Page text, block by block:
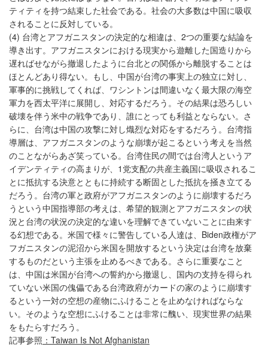
ティティを持つ結束した社会である。社会の大多数は中国に吸収
されることに反対している。
(4) 台湾とアフガニスタンの決定的な相違は、2つの重要な結論を
導き出す。アフガニスタンにおける現実から遊離した国造りから
遅ればせながら撤退したように台北との関係から離脱することは
ほとんどあり得ない。もし、中国が台湾の事実上の独立に対し、
軍事的に挑戦してくれば、ワシントンは間違いなく最大限の海空
軍力を西太平洋に展開し、対応するだろう。その結果は恐ろしい
破壊を伴う米中の戦争であり、誰にとっても利益とならない。さ
らに、台湾は中国の攻撃に対し熾烈な対応をするだろう。台湾指
導層は、アフガニスタンのような崩壊が起こるという考えを当然
のことながらあざ笑っている。台湾住民の間では台湾人というア
イデンティティの高まりが、1党支配の共産主義国に吸収されるこ
とに抵抗する決意とともに持続する断固とした抵抗を掻き立てる
だろう。台湾の軍と政府がアフガニスタンのように崩壊するだろ
うという中国指導部の考えは、希望的観測とアフガニスタンの状
況と台湾の状況の決定的な違いを理解できていないことに由来す
る幻想である。米国で様々に警告している人達は、Biden政権がア
フガニスタンの泥沼から米国を開放するという決定は台湾を放棄
するものだという主張を止めるべきである。さらに重要なこと
は、中国は米国が台湾への誓約から撤退し、国内の支持を得られ
ていない米国の傀儡である台湾政府がカードの家のように崩壊す
るという一対の空想の産物にふけることを止めなければならな
い。そのような空想にふけることは非常に醜い、現実世界の結果
をもたらすだろう。
記事参照 ：Taiwan Is Not Afghanistan